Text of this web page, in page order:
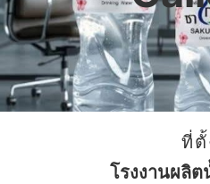
ที่ตั้
โรงงานผลิ